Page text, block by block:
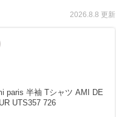
2026.8.8 更新